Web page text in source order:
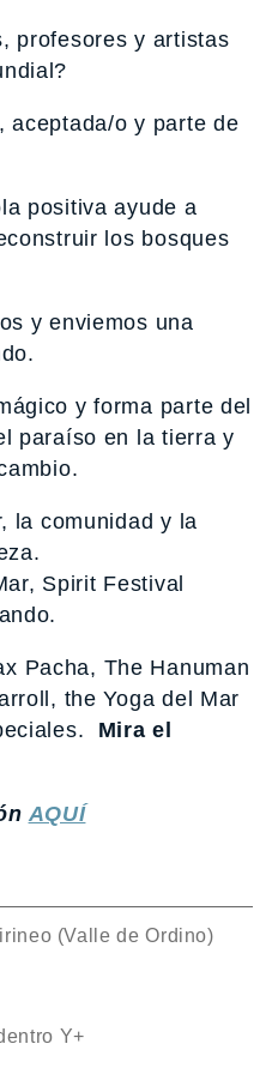
profesores y artistas
o y parte de
positiva ayude a
los bosques
y enviemos una
y forma parte del
paraíso en la tierra y
la comunidad y la
Spirit Festival
Pacha, The Hanuman
the Yoga del Mar
Mira el
AQUÍ
(Valle de Ordino)
Y+